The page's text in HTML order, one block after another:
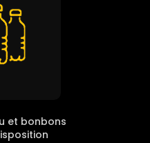
et bonbons